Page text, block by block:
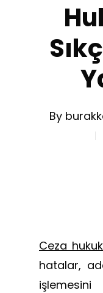
By
Ceza
hatalar,